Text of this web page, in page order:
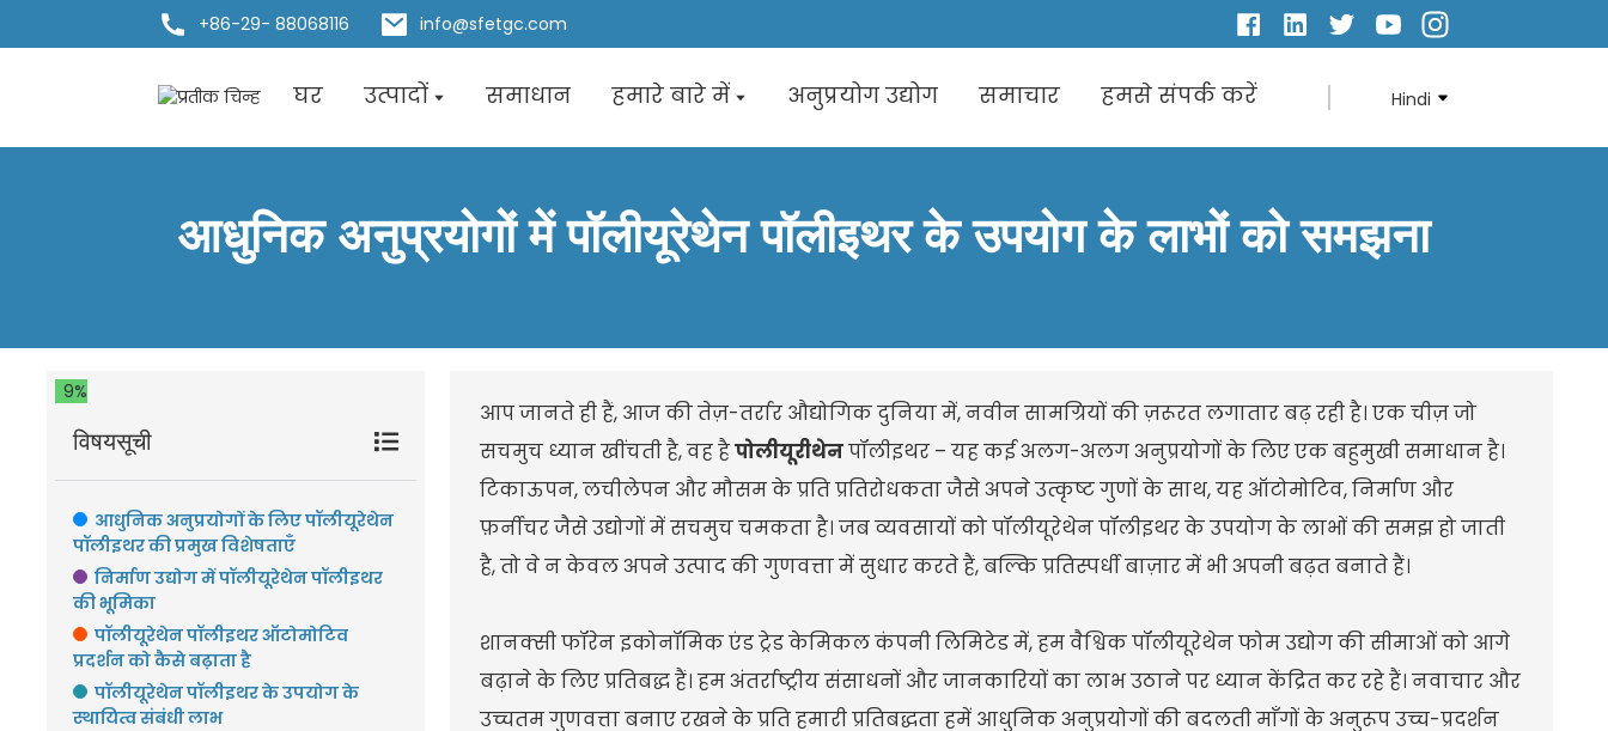
+86-29- 88068116 info@sfetgc.com
घर उत्पादों समाधान हमारे बारे में अनुप्रयोग उद्योग समाचार हमसे संपर्क करें Hindi
आधुनिक अनुप्रयोगों में पॉलीयूरेथेन पॉलीइथर के उपयोग के लाभों को समझना
9%
विषयसूची
आधुनिक अनुप्रयोगों के लिए पॉलीयूरेथेन
पॉलीइथर की प्रमुख विशेषताएँ
निर्माण उद्योग में पॉलीयूरेथेन पॉलीइथर
की भूमिका
पॉलीयूरेथेन पॉलीइथर ऑटोमोटिव
प्रदर्शन को कैसे बढ़ाता है
पॉलीयूरेथेन पॉलीइथर के उपयोग के
स्थायित्व संबंधी लाभ
आप जानते ही हैं, आज की तेज़-तर्रार औद्योगिक दुनिया में, नवीन सामग्रियों की ज़रूरत लगातार बढ़ रही है। एक चीज़ जो
सचमुच ध्यान खींचती है, वह हैपोलीयूरीथेनपॉलीइथर – यह कई अलग-अलग अनुप्रयोगों के लिए एक बहुमुखी समाधान है।
टिकाऊपन, लचीलेपन और मौसम के प्रति प्रतिरोधकता जैसे अपने उत्कृष्ट गुणों के साथ, यह ऑटोमोटिव, निर्माण और
फ़र्नीचर जैसे उद्योगों में सचमुच चमकता है। जब व्यवसायों को पॉलीयूरेथेन पॉलीइथर के उपयोग के लाभों की समझ हो जाती
है, तो वे न केवल अपने उत्पाद की गुणवत्ता में सुधार करते हैं, बल्कि प्रतिस्पर्धी बाज़ार में भी अपनी बढ़त बनाते हैं।
शानक्सी फॉरेन इकोनॉमिक एंड ट्रेड केमिकल कंपनी लिमिटेड में, हम वैश्विक पॉलीयूरेथेन फोम उद्योग की सीमाओं को आगे
बढ़ाने के लिए प्रतिबद्ध हैं। हम अंतर्राष्ट्रीय संसाधनों और जानकारियों का लाभ उठाने पर ध्यान केंद्रित कर रहे हैं। नवाचार और
उच्चतम गुणवत्ता बनाए रखने के प्रति हमारी प्रतिबद्धता हमें आधुनिक अनुप्रयोगों की बदलती माँगों के अनुरूप उच्च-प्रदर्शन